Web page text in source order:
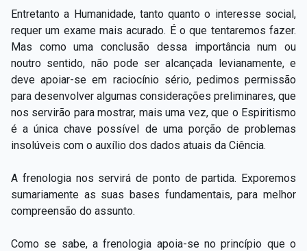
Entretanto a Humanidade, tanto quanto o interesse social,
requer um exame mais acurado. É o que tentaremos fazer.
Mas como uma conclusão dessa importância num ou
noutro sentido, não pode ser alcançada levianamente, e
deve apoiar-se em raciocínio sério, pedimos permissão
para desenvolver algumas considerações preliminares, que
nos servirão para mostrar, mais uma vez, que o Espiritismo
é a única chave possível de uma porção de problemas
insolúveis com o auxílio dos dados atuais da Ciência.
A frenologia nos servirá de ponto de partida. Exporemos
sumariamente as suas bases fundamentais, para melhor
compreensão do assunto.
Como se sabe, a frenologia apoia-se no princípio que o